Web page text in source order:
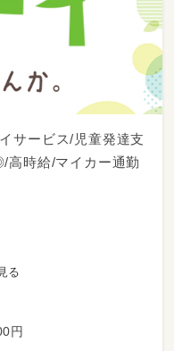
サービス/児童発達支
高時給/マイカー通勤
る
円